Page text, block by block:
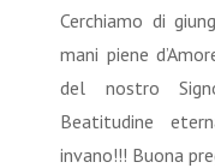
Cerchiamo di
mani piene
del nostro
Beatitudine
invano!!! Buona